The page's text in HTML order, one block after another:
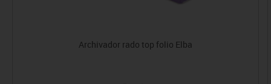
Archivador rado top folio Elba